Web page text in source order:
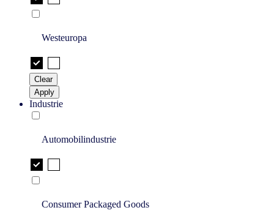
Westeuropa
Clear
Apply
Industrie
Automobilindustrie
Consumer Packaged Goods